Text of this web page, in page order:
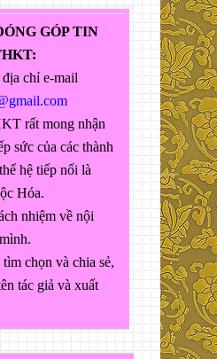
GÓP TIN
chỉ e-mail
rất mong nhận
sức của các thành
hệ tiếp nối là
Hóa.
nhiệm về nội
chọn và chia sẻ,
tác giả và xuất